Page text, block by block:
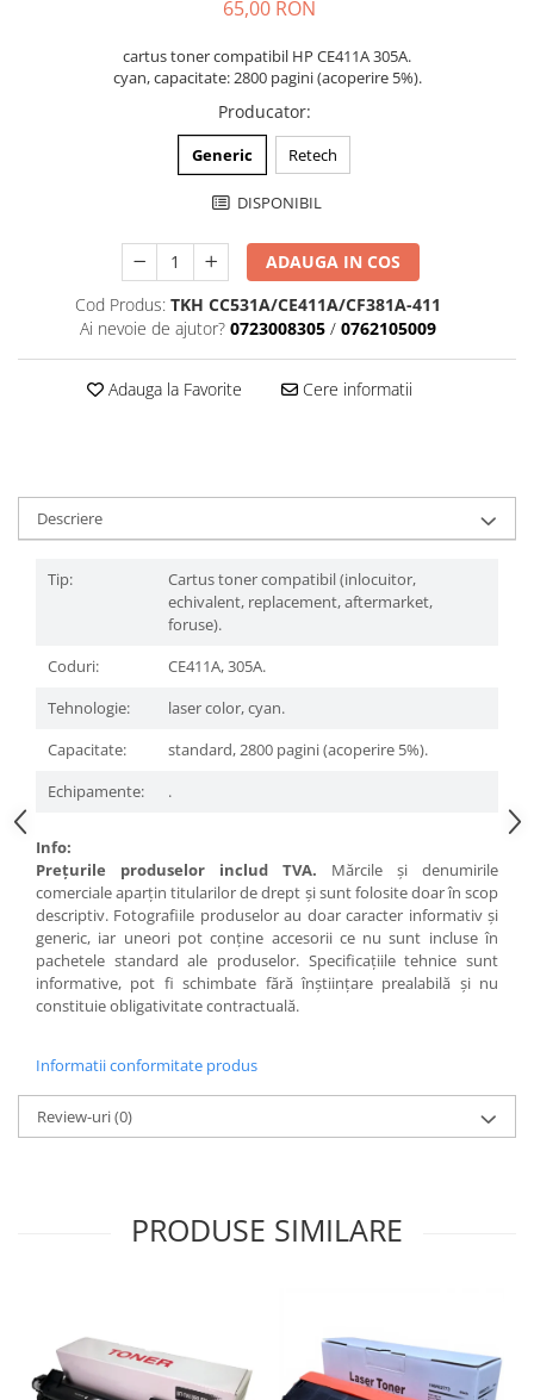
65,00 RON
cartus toner compatibil HP CE411A 305A.
cyan, capacitate: 2800 pagini (acoperire 5%).
Producator:
Generic Retech
DISPONIBIL
ADAUGA IN COS
Cod Produs: TKH CC531A/CE411A/CF381A-411
Ai nevoie de ajutor? 0723008305 / 0762105009
Adauga la Favorite Cere informatii
Descriere
Tip:
Cartus toner compatibil (inlocuitor,
echivalent, replacement, aftermarket,
foruse).
Coduri:
CE411A, 305A.
Tehnologie:
laser color, cyan.
Capacitate:
standard, 2800 pagini (acoperire 5%).
Echipamente:
.
Info:
Preţurile produselor includ TVA. Mărcile şi denumirile
comerciale aparţin titularilor de drept şi sunt folosite doar în scop
descriptiv. Fotografiile produselor au doar caracter informativ şi
generic, iar uneori pot conţine accesorii ce nu sunt incluse în
pachetele standard ale produselor. Specificaţiile tehnice sunt
informative, pot fi schimbate fără înştiinţare prealabilă şi nu
constituie obligativitate contractuală.
Informatii conformitate produs
Review-uri(0)
PRODUSE SIMILARE